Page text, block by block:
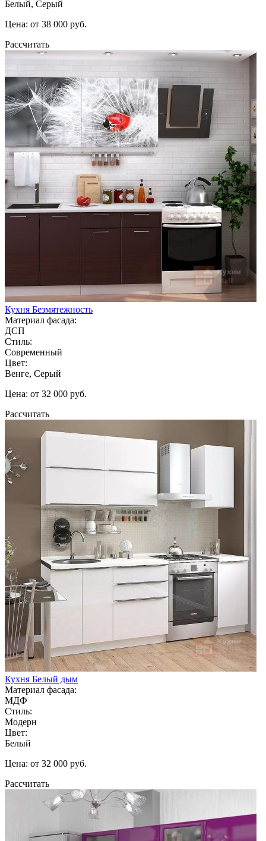
Белый, Серый
Цена: от 38 000 руб.
Рассчитать
Кухня Безмятежность
Материал фасада:
ДСП
Стиль:
Современный
Цвет:
Венге, Серый
Цена: от 32 000 руб.
Рассчитать
Кухня Белый дым
Материал фасада:
МДФ
Стиль:
Модерн
Цвет:
Белый
Цена: от 32 000 руб.
Рассчитать